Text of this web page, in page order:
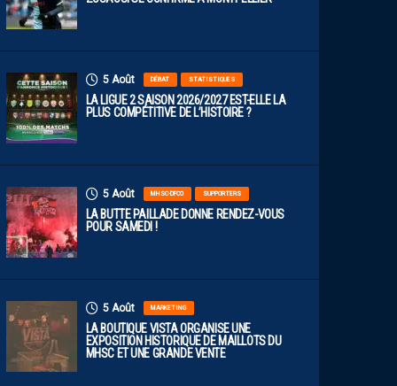
5 Août DÉBAT STATISTIQUES
LA LIGUE 2 SAISON 2026/2027 EST-ELLE LA
PLUS COMPÉTITIVE DE L’HISTOIRE ?
5 Août MHSC-DFCO SUPPORTERS
LA BUTTE PAILLADE DONNE RENDEZ-VOUS
POUR SAMEDI !
5 Août MARKETING
LA BOUTIQUE VISTA ORGANISE UNE
EXPOSITION HISTORIQUE DE MAILLOTS DU
MHSC ET UNE GRANDE VENTE